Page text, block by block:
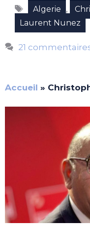
Étiquettes
Algerie ,
Laurent Nunez
21
Accueil »